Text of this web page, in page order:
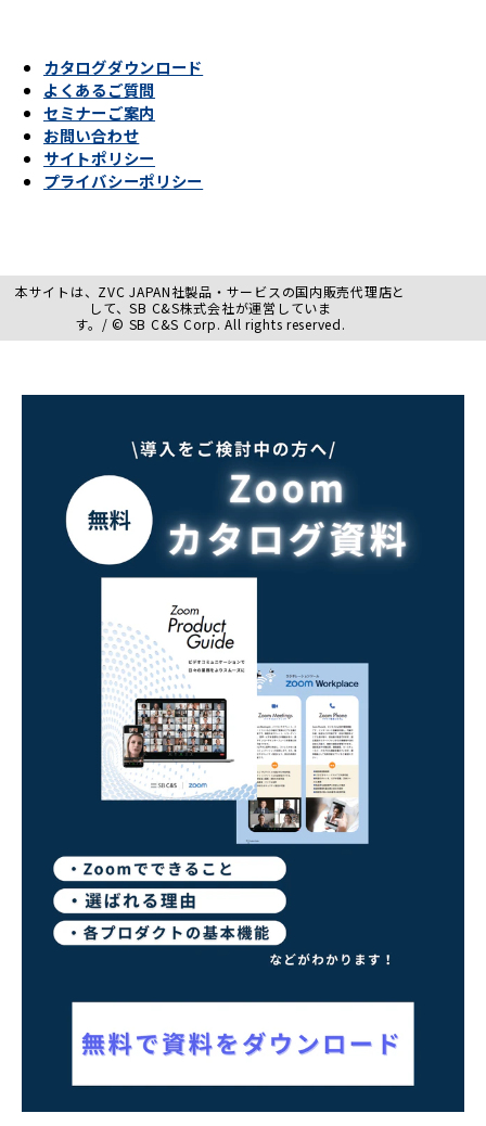
カタログダウンロード
よくあるご質問
セミナーご案内
お問い合わせ
サイトポリシー
プライバシーポリシー
本サイトは、ZVC JAPAN社製品・サービスの国内販売代理店と
して、SB C&S株式会社が運営していま
す。/ © SB C&S Corp. All rights reserved.